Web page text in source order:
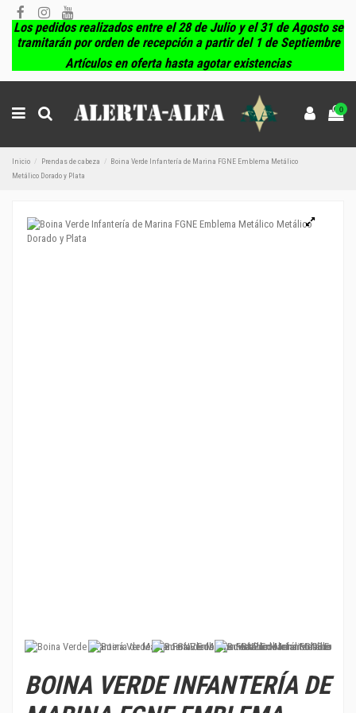
Los pedidos realizados entre el 28 de Julio y el 31 de Agosto se
tramitarán por orden de recepción a partir del 1 de Septiembre
Artículos en oferta hasta agotar existencias
0
Inicio Prendas de cabeza
Boina Verde Infantería de Marina FGNE Emblema Metálico
Metálico Dorado y Plata
BOINA VERDE INFANTERÍA DE